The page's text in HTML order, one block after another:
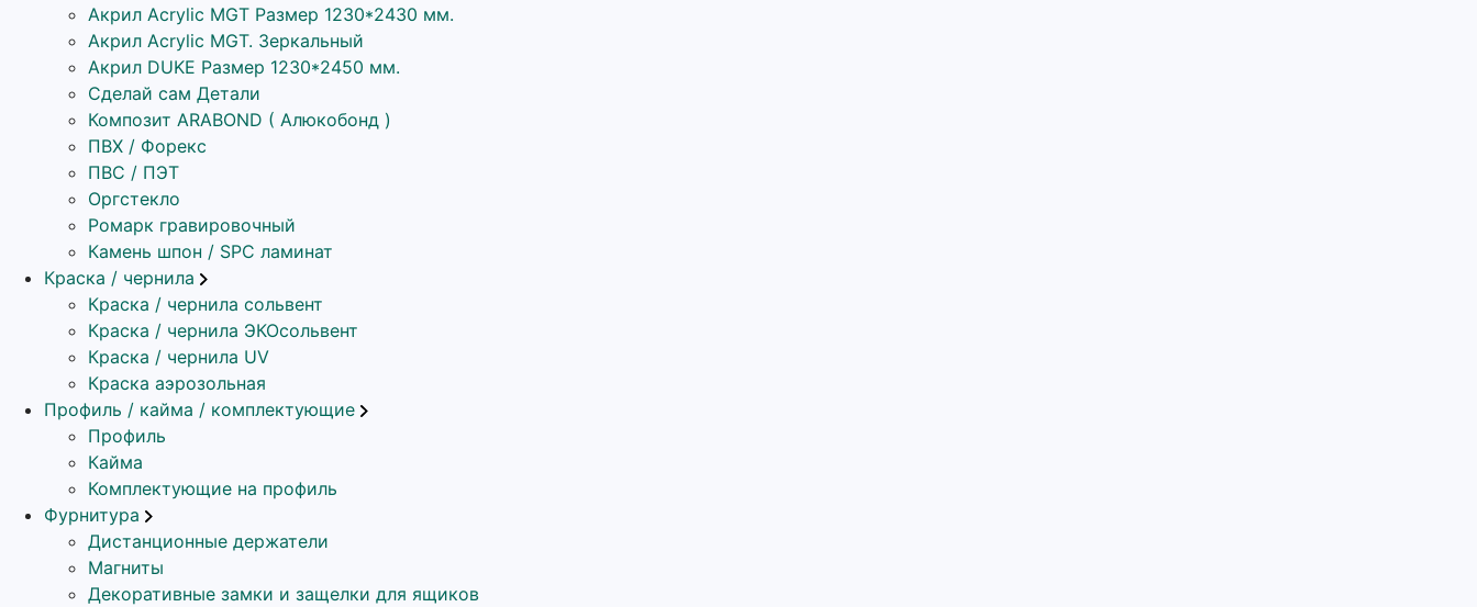
Акрил Acrylic MGT Размер 1230*2430 мм.
Акрил Acrylic MGT. Зеркальный
Акрил DUKE Размер 1230*2450 мм.
Сделай сам Детали
Композит ARABOND ( Алюкобонд )
ПВХ / Форекс
ПВС / ПЭТ
Оргстекло
Ромарк гравировочный
Камень шпон / SPC ламинат
Краска / чернила
Краска / чернила сольвент
Краска / чернила ЭКОсольвент
Краска / чернила UV
Краска аэрозольная
Профиль / кайма / комплектующие
Профиль
Кайма
Комплектующие на профиль
Фурнитура
Дистанционные держатели
Магниты
Декоративные замки и защелки для ящиков